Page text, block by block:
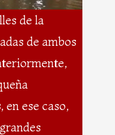
de la
de ambos
, en ese caso,